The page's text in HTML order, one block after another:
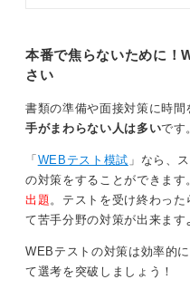
されます。
とやどういうものかとい
ます。
これらの準備をせずに「
というのは当然です。単
不足を解消すれば、かな
で、超複雑で難易度の高
りませんので、安心して
有利に進めましょう。
本番で焦らないために！
さい
書類の準備や面接対策に時間
手がまわらない人は多いです
「 WEBテスト模試 」なら、
の対策をすることができます
出題。テストを受け終わっ
て苦手分野の対策が出来ます
WEBテストの対策は効率的
て選考を突破しましょう！